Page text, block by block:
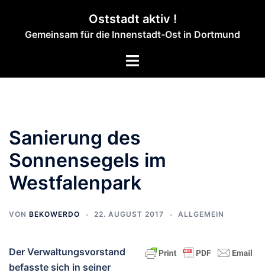
springen
Oststadt aktiv !
Gemeinsam für die Innenstadt-Ost in Dortmund
Menü
Sanierung des
Sonnensegels im
Westfalenpark
VON BEKOWERDO 22. AUGUST 2017 ALLGEMEIN
Der Verwaltungsvorstand
befasste sich in seiner